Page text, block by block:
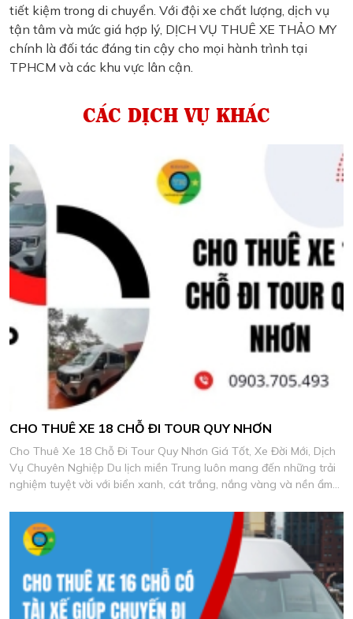
tiết kiệm trong di chuyển. Với đội xe chất lượng, dịch vụ
tận tâm và mức giá hợp lý, DỊCH VỤ THUÊ XE THẢO MY
chính là đối tác đáng tin cậy cho mọi hành trình tại
TPHCM và các khu vực lân cận.
CÁC DỊCH VỤ KHÁC
CHO THUÊ XE 18 CHỖ ĐI TOUR QUY NHƠN
Cho Thuê Xe 18 Chỗ Đi Tour Quy Nhơn Giá Tốt, Xe Đời Mới, Dịch
Vụ Chuyên Nghiệp Du lịch miền Trung luôn mang đến những trải
nghiệm tuyệt vời với biển xanh, cát trắng, nắng vàng và nền ẩm